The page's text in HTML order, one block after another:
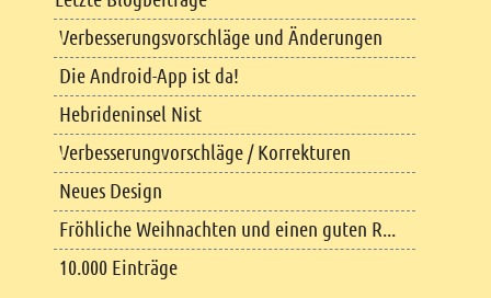
Verbesserungsvorschläge und Änderungen
Die Android-App ist da!
Hebrideninsel Nist
Verbesserungvorschläge / Korrekturen
Neues Design
Fröhliche Weihnachten und einen guten R...
10.000 Einträge